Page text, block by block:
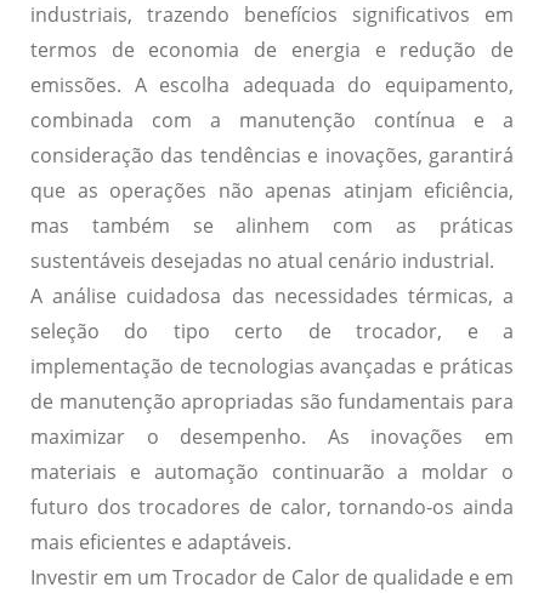
industriais, trazendo benefícios significativos em
termos de economia de energia e redução de
emissões. A escolha adequada do equipamento,
combinada com a manutenção contínua e a
consideração das tendências e inovações, garantirá
que as operações não apenas atinjam eficiência,
mas também se alinhem com as práticas
sustentáveis desejadas no atual cenário industrial.
A análise cuidadosa das necessidades térmicas, a
seleção do tipo certo de trocador, e a
implementação de tecnologias avançadas e práticas
de manutenção apropriadas são fundamentais para
maximizar o desempenho. As inovações em
materiais e automação continuarão a moldar o
futuro dos trocadores de calor, tornando-os ainda
mais eficientes e adaptáveis.
Investir em um Trocador de Calor de qualidade e em